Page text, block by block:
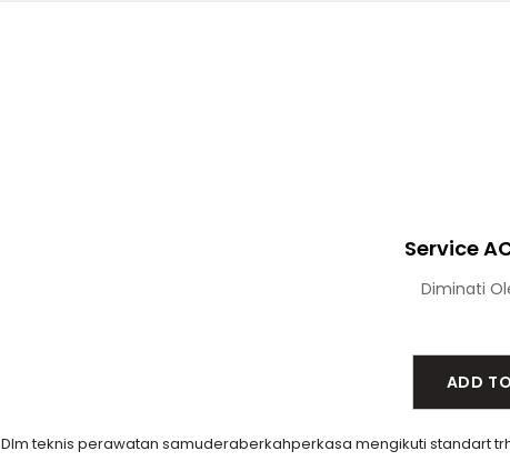
Service
Diminati
ADD
Dlm teknis perawatan samuderaberkahperkasa mengikuti standart